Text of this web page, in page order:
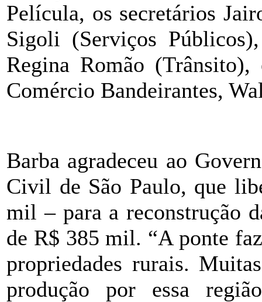
Película, os secretários
Sigoli (Serviços
Regina Romão
Comércio Bandeirantes,
Barba agradeceu ao
Civil de São Paulo, que
mil – para a reconstrução
de R$ 385 mil. “A ponte
propriedades rurais.
produção por essa